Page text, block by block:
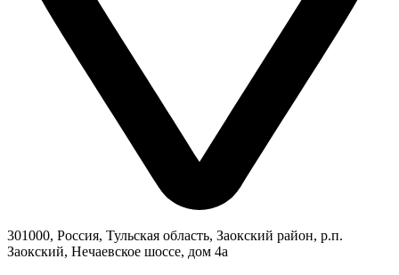
301000, Россия, Тульская область, Заокский район, р.п.
Заокский, Нечаевское шоссе, дом 4а